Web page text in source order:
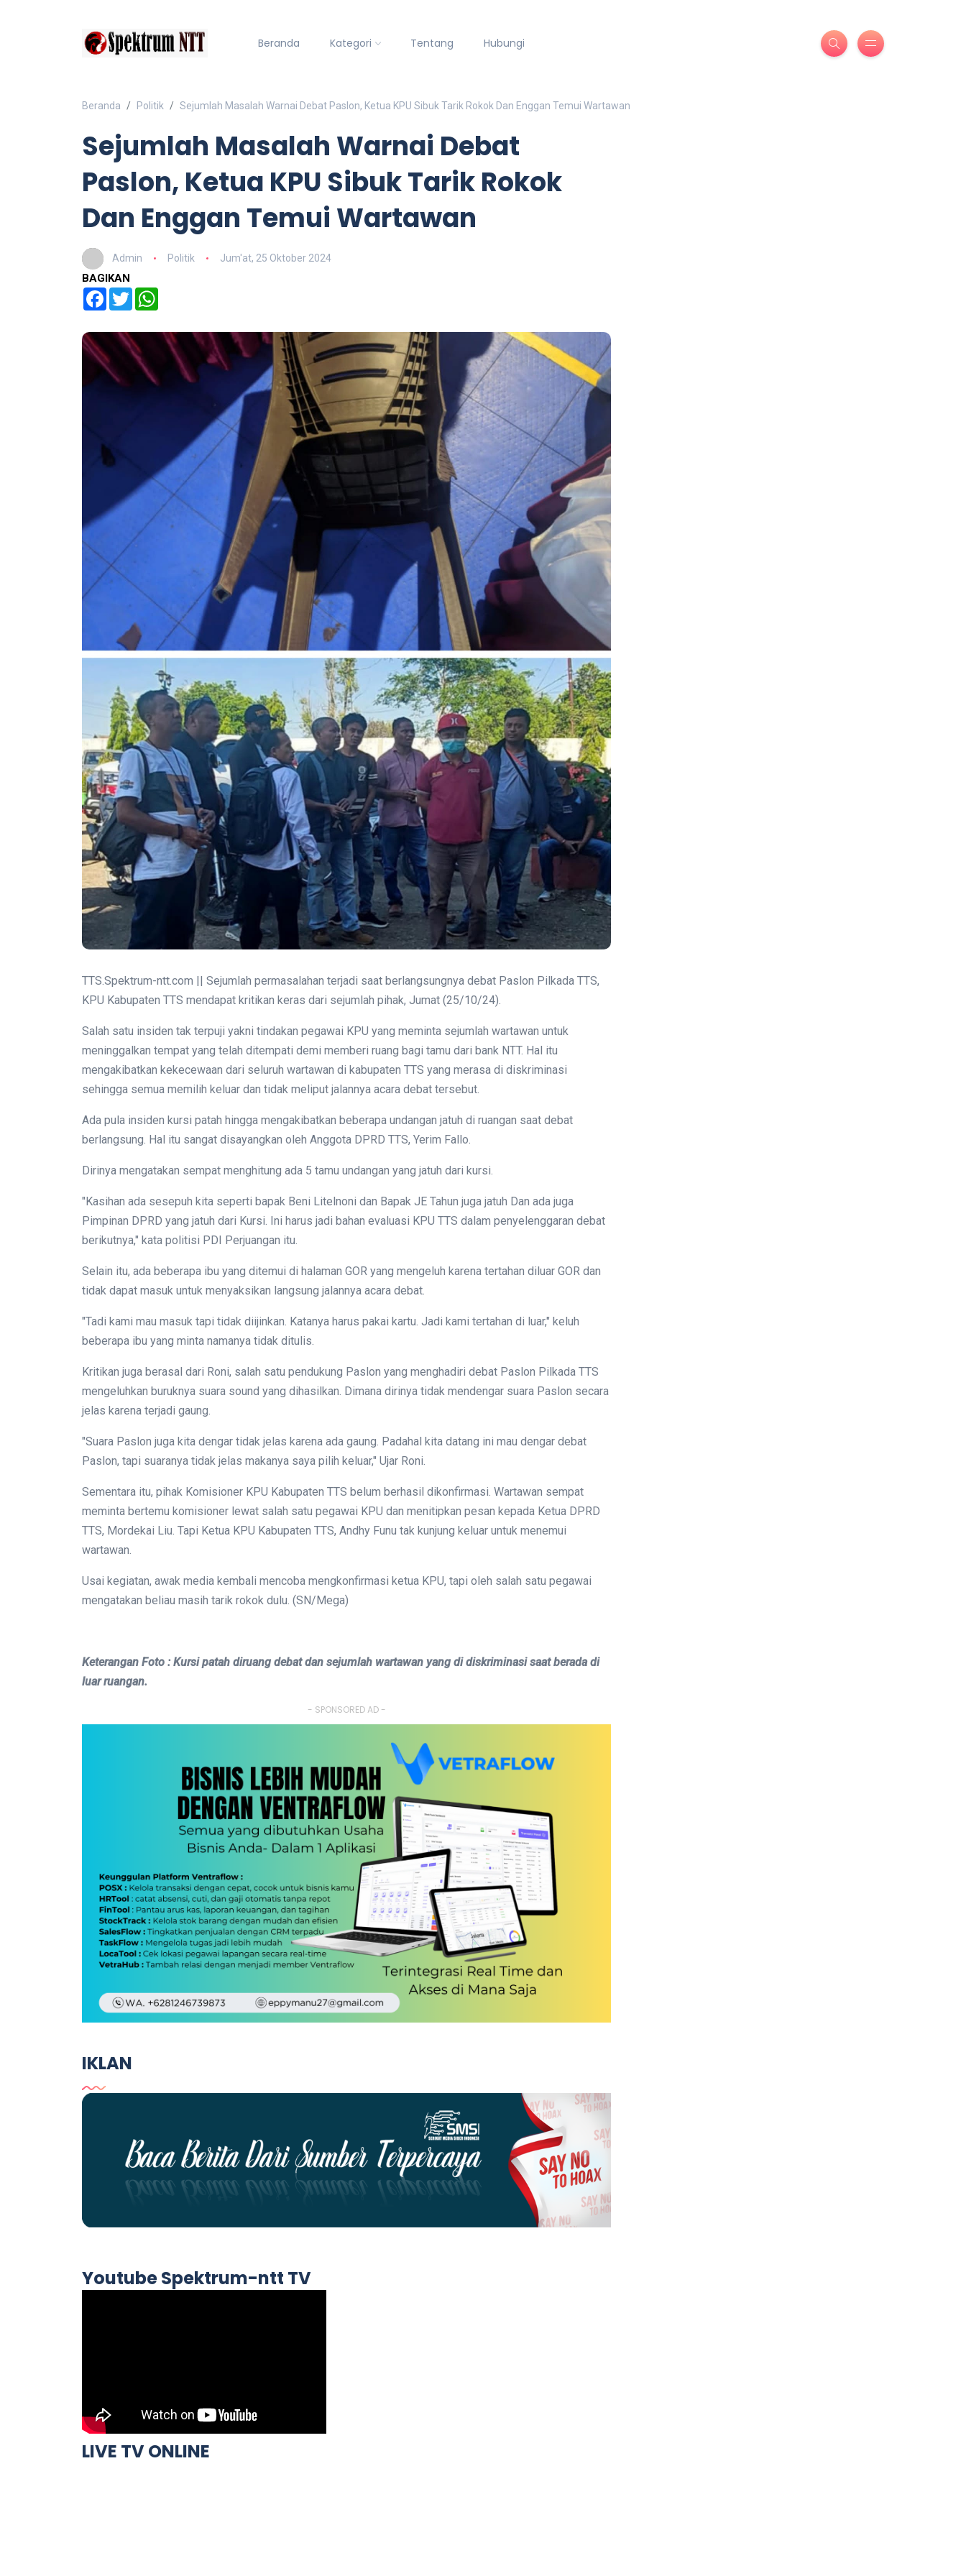
Beranda Kategori Tentang Hubungi
Beranda Politik Sejumlah Masalah Warnai Debat Paslon, Ketua KPU Sibuk Tarik Rokok Dan Enggan Temui Wartawan
Sejumlah Masalah Warnai Debat
Paslon, Ketua KPU Sibuk Tarik Rokok
Dan Enggan Temui Wartawan
Admin Politik Jum'at, 25 Oktober 2024
BAGIKAN
Facebook
Twitter
TTS.Spektrum-ntt.com || Sejumlah permasalahan terjadi saat berlangsungnya debat Paslon Pilkada TTS,
KPU Kabupaten TTS mendapat kritikan keras dari sejumlah pihak, Jumat (25/10/24).
Salah satu insiden tak terpuji yakni tindakan pegawai KPU yang meminta sejumlah wartawan untuk
meninggalkan tempat yang telah ditempati demi memberi ruang bagi tamu dari bank NTT. Hal itu
mengakibatkan kekecewaan dari seluruh wartawan di kabupaten TTS yang merasa di diskriminasi
sehingga semua memilih keluar dan tidak meliput jalannya acara debat tersebut.
Ada pula insiden kursi patah hingga mengakibatkan beberapa undangan jatuh di ruangan saat debat
berlangsung. Hal itu sangat disayangkan oleh Anggota DPRD TTS, Yerim Fallo.
Dirinya mengatakan sempat menghitung ada 5 tamu undangan yang jatuh dari kursi.
"Kasihan ada sesepuh kita seperti bapak Beni Litelnoni dan Bapak JE Tahun juga jatuh Dan ada juga
Pimpinan DPRD yang jatuh dari Kursi. Ini harus jadi bahan evaluasi KPU TTS dalam penyelenggaran debat
berikutnya," kata politisi PDI Perjuangan itu.
Selain itu, ada beberapa ibu yang ditemui di halaman GOR yang mengeluh karena tertahan diluar GOR dan
tidak dapat masuk untuk menyaksikan langsung jalannya acara debat.
"Tadi kami mau masuk tapi tidak diijinkan. Katanya harus pakai kartu. Jadi kami tertahan di luar," keluh
beberapa ibu yang minta namanya tidak ditulis.
Kritikan juga berasal dari Roni, salah satu pendukung Paslon yang menghadiri debat Paslon Pilkada TTS
mengeluhkan buruknya suara sound yang dihasilkan. Dimana dirinya tidak mendengar suara Paslon secara
jelas karena terjadi gaung.
"Suara Paslon juga kita dengar tidak jelas karena ada gaung. Padahal kita datang ini mau dengar debat
Paslon, tapi suaranya tidak jelas makanya saya pilih keluar," Ujar Roni.
Sementara itu, pihak Komisioner KPU Kabupaten TTS belum berhasil dikonfirmasi. Wartawan sempat
meminta bertemu komisioner lewat salah satu pegawai KPU dan menitipkan pesan kepada Ketua DPRD
TTS, Mordekai Liu. Tapi Ketua KPU Kabupaten TTS, Andhy Funu tak kunjung keluar untuk menemui
wartawan.
Usai kegiatan, awak media kembali mencoba mengkonfirmasi ketua KPU, tapi oleh salah satu pegawai
mengatakan beliau masih tarik rokok dulu. (SN/Mega)
Keterangan Foto : Kursi patah diruang debat dan sejumlah wartawan yang di diskriminasi saat berada di
luar ruangan.
- SPONSORED AD -
IKLAN
Youtube Spektrum-ntt TV
LIVE TV ONLINE